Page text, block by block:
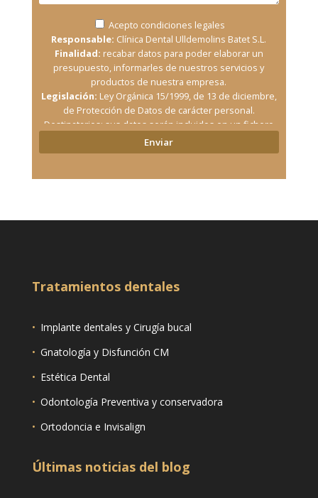
Acepto condiciones legales
Responsable: Clínica Dental Ulldemolins Batet S.L.
Finalidad: recabar datos para poder elaborar un
presupuesto, informarles de nuestros servicios y
productos de nuestra empresa.
Legislación: Ley Orgánica 15/1999, de 13 de diciembre,
de Protección de Datos de carácter personal.
Destinatarios: sus datos serán incluidos en un fichero
informático y no serán cedidos bajo ningún concepto
sin su expresa autorización.
cancelación de sus datos de carácter personal.
Tratamientos dentales
• Implante dentales y Cirugía bucal
• Gnatología y Disfunción CM
• Estética Dental
• Odontología Preventiva y conservadora
• Ortodoncia e Invisalign
Últimas noticias del blog